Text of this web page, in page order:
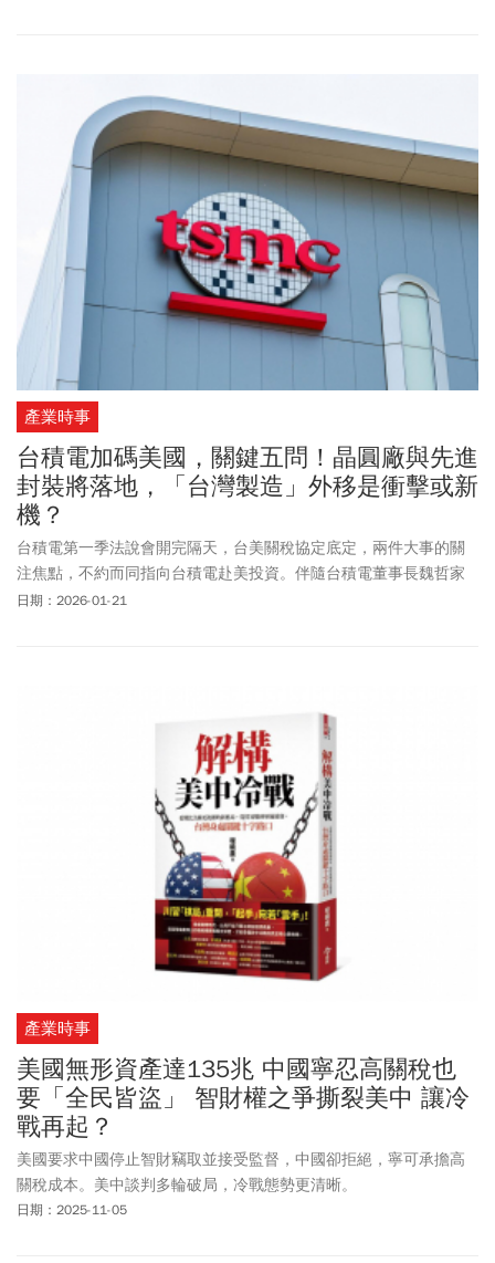
產業時事
台積電加碼美國，關鍵五問！晶圓廠與先進
封裝將落地，「台灣製造」外移是衝擊或新
機？
台積電第一季法說會開完隔天，台美關稅協定底定，兩件大事的關
注焦點，不約而同指向台積電赴美投資。伴隨台積電董事長魏哲家
宣布，規畫在美國總計蓋9座廠，究竟會對台灣帶來哪些效應？諸多
日期：2026-01-21
產業時事
美國無形資產達135兆 中國寧忍高關稅也
要「全民皆盜」 智財權之爭撕裂美中 讓冷
戰再起？
美國要求中國停止智財竊取並接受監督，中國卻拒絕，寧可承擔高
關稅成本。美中談判多輪破局，冷戰態勢更清晰。
日期：2025-11-05